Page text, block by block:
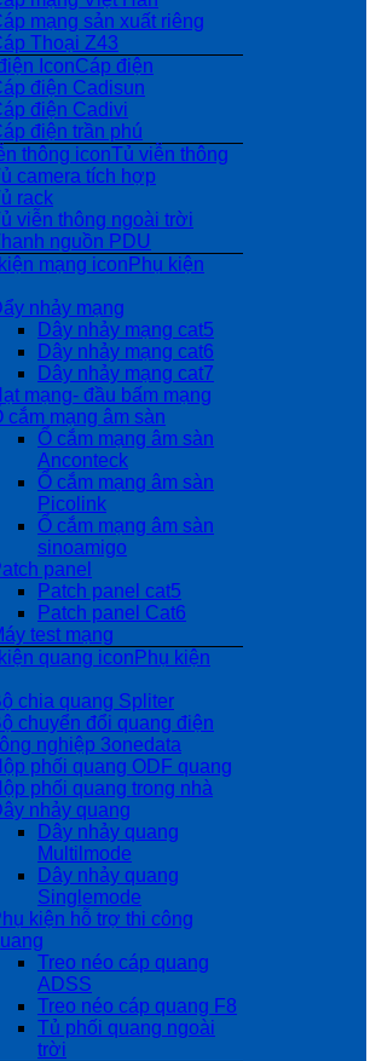
mạng sản xuất riêng
Thoại Z43
Cáp điện
điện Cadisun
điện Cadivi
điện trần phú
Tủ viễn thông
camera tích hợp
rack
viễn thông ngoài trời
nguồn PDU
Phụ kiện
nhảy mạng
Dây nhảy mạng cat5
Dây nhảy mạng cat6
Dây nhảy mạng cat7
mạng- đầu bấm mạng
cắm mạng âm sàn
Ổ cắm mạng âm sàn
Anconteck
Ổ cắm mạng âm sàn
Picolink
Ổ cắm mạng âm sàn
sinoamigo
panel
Patch panel cat5
Patch panel Cat6
test mạng
Phụ kiện
chia quang Spliter
chuyển đổi quang điện
nghiệp 3onedata
phối quang ODF quang
phối quang trong nhà
nhảy quang
Dây nhảy quang
Multilmode
Dây nhảy quang
Singlemode
kiện hỗ trợ thi công
Treo néo cáp quang
ADSS
Treo néo cáp quang F8
Tủ phối quang ngoài
trời